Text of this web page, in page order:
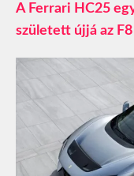
A Ferrari HC25
született újjá az